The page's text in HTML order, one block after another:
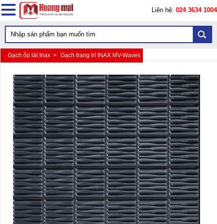
Liên hệ: 024 3634 1004
Gạch ốp lát Inax > Gạch trang trí INAX MV-Waves